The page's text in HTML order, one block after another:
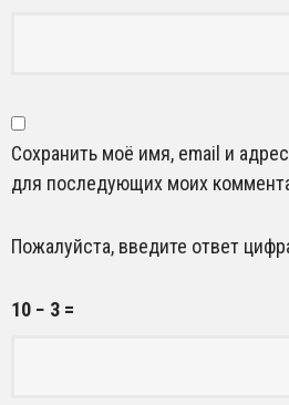
Сохранить моё имя, email и
для последующих моих
Пожалуйста, введите ответ
10 − 3 =